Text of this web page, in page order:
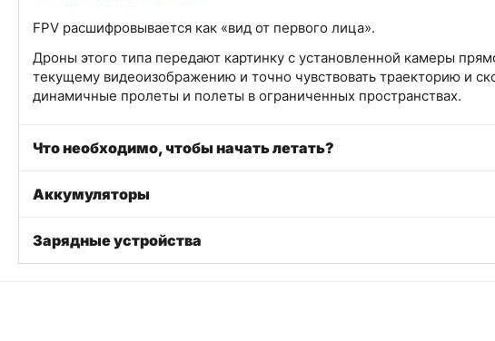
FPV расшифровывается как «вид от первого лица».
Дроны этого типа передают картинку с установленной камеры
текущему видеоизображению и точно чувствовать траекторию и
динамичные пролеты и полеты в ограниченных пространствах.
Что необходимо, чтобы начать летать?
Аккумуляторы
Зарядные устройства